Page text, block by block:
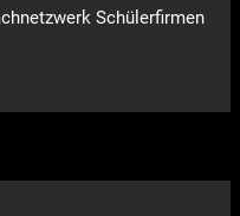
Schülerfirmen